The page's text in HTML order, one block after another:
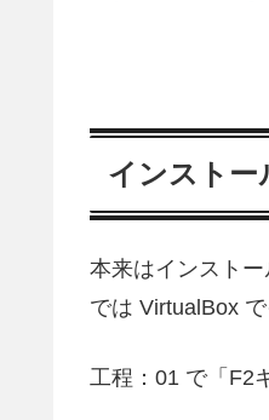
インストー
本来はインスト
では VirtualBox
工程：01 で「F2